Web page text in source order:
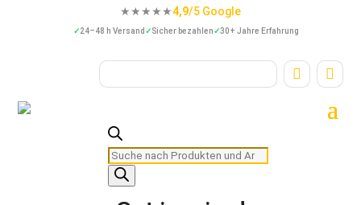
★★★★★4,9/5 Google
24–48 h Versand Sicher bezahlen 30+ Jahre Erfahrung


Products
search